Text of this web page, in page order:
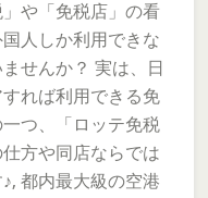
や「免税店」の看
人しか利用できな
せんか？ 実は、日
れば利用できる免
つ、「ロッテ免税
方や同店ならでは
都内最大級の空港